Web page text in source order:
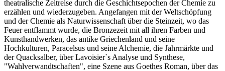
theatralische Zeitreise durch die Geschichtsepochen der Chemie zu
erzählen und wiederzugeben. Angefangen mit der Weltschöpfung
und der Chemie als Naturwissenschaft über die Steinzeit, wo das
Feuer entflammt wurde, die Bronzezeit mit all ihren Farben und
Kunsthandwerken, das antike Griechenland und seine
Hochkulturen, Paracelsus und seine Alchemie, die Jahrmärkte und
der Quacksalber, über Lavoisier`s Analyse und Synthese,
"Wahlverwandtschaften", eine Szene aus Goethes Roman, über das